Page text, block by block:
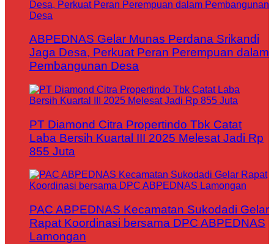
ABPEDNAS Gelar Munas Perdana Srikandi
Jaga Desa, Perkuat Peran Perempuan dalam
Pembangunan Desa
PT Diamond Citra Propertindo Tbk Catat
Laba Bersih Kuartal III 2025 Melesat Jadi Rp
855 Juta
PAC ABPEDNAS Kecamatan Sukodadi Gelar
Rapat Koordinasi bersama DPC ABPEDNAS
Lamongan